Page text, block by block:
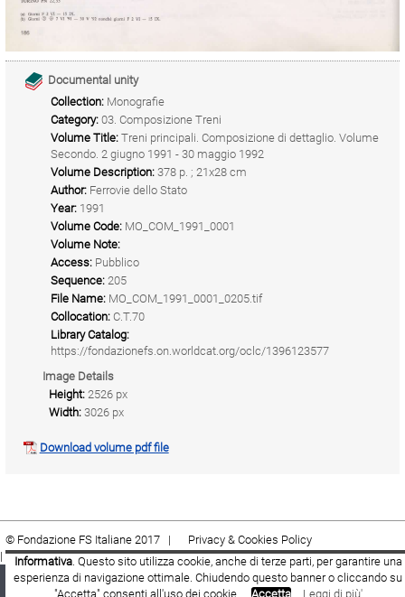
Documental unity
Collection: Monografie
Category: 03. Composizione Treni
Volume Title: Treni principali. Composizione di dettaglio. Volume
Secondo. 2 giugno 1991 - 30 maggio 1992
Volume Description: 378 p. ; 21x28 cm
Author: Ferrovie dello Stato
Year: 1991
Volume Code: MO_COM_1991_0001
Volume Note:
Access: Pubblico
Sequence: 205
File Name: MO_COM_1991_0001_0205.tif
Collocation: C.T.70
Library Catalog:
https://fondazionefs.on.worldcat.org/oclc/1396123577
Image Details
Height: 2526 px
Width: 3026 px
Download volume pdf file
© Fondazione FS Italiane 2017 |
Privacy & Cookies Policy
|Cookie|Termini e condizioni
Informativa. Questo sito utilizza cookie, anche di terze parti, per garantire una
esperienza di navigazione ottimale. Chiudendo questo banner o cliccando su
"Accetta" consenti all'uso dei cookie.
Accetta Leggi di più'
Facebook
Youtube
Fondazione FS Italiane